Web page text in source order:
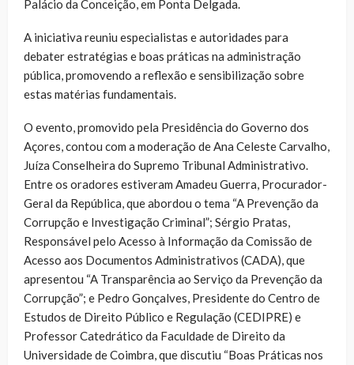
Palácio da Conceição, em Ponta Delgada.
A iniciativa reuniu especialistas e autoridades para
debater estratégias e boas práticas na administração
pública, promovendo a reflexão e sensibilização sobre
estas matérias fundamentais.
O evento, promovido pela Presidência do Governo dos
Açores, contou com a moderação de Ana Celeste Carvalho,
Juíza Conselheira do Supremo Tribunal Administrativo.
Entre os oradores estiveram Amadeu Guerra, Procurador-
Geral da República, que abordou o tema “A Prevenção da
Corrupção e Investigação Criminal”; Sérgio Pratas,
Responsável pelo Acesso à Informação da Comissão de
Acesso aos Documentos Administrativos (CADA), que
apresentou “A Transparência ao Serviço da Prevenção da
Corrupção”; e Pedro Gonçalves, Presidente do Centro de
Estudos de Direito Público e Regulação (CEDIPRE) e
Professor Catedrático da Faculdade de Direito da
Universidade de Coimbra, que discutiu “Boas Práticas nos